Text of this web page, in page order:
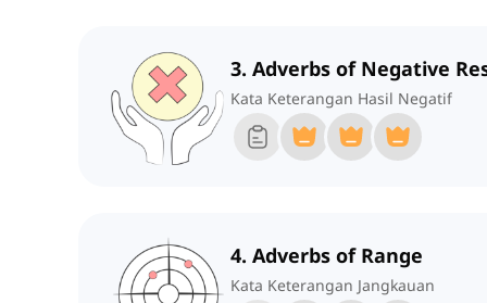
3. Adverbs of Negative
Kata Keterangan Hasil Negatif
4. Adverbs of Range
Kata Keterangan Jangkauan